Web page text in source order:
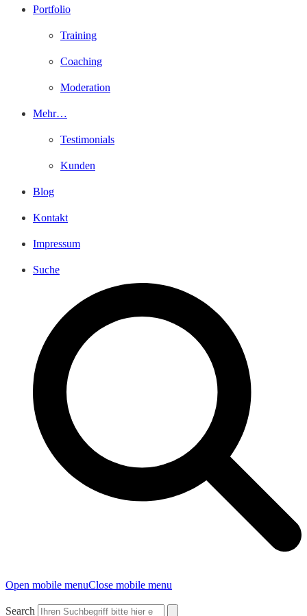
Portfolio
Training
Coaching
Moderation
Mehr…
Testimonials
Kunden
Blog
Kontakt
Impressum
Suche
Open mobile menuClose mobile menu
Search